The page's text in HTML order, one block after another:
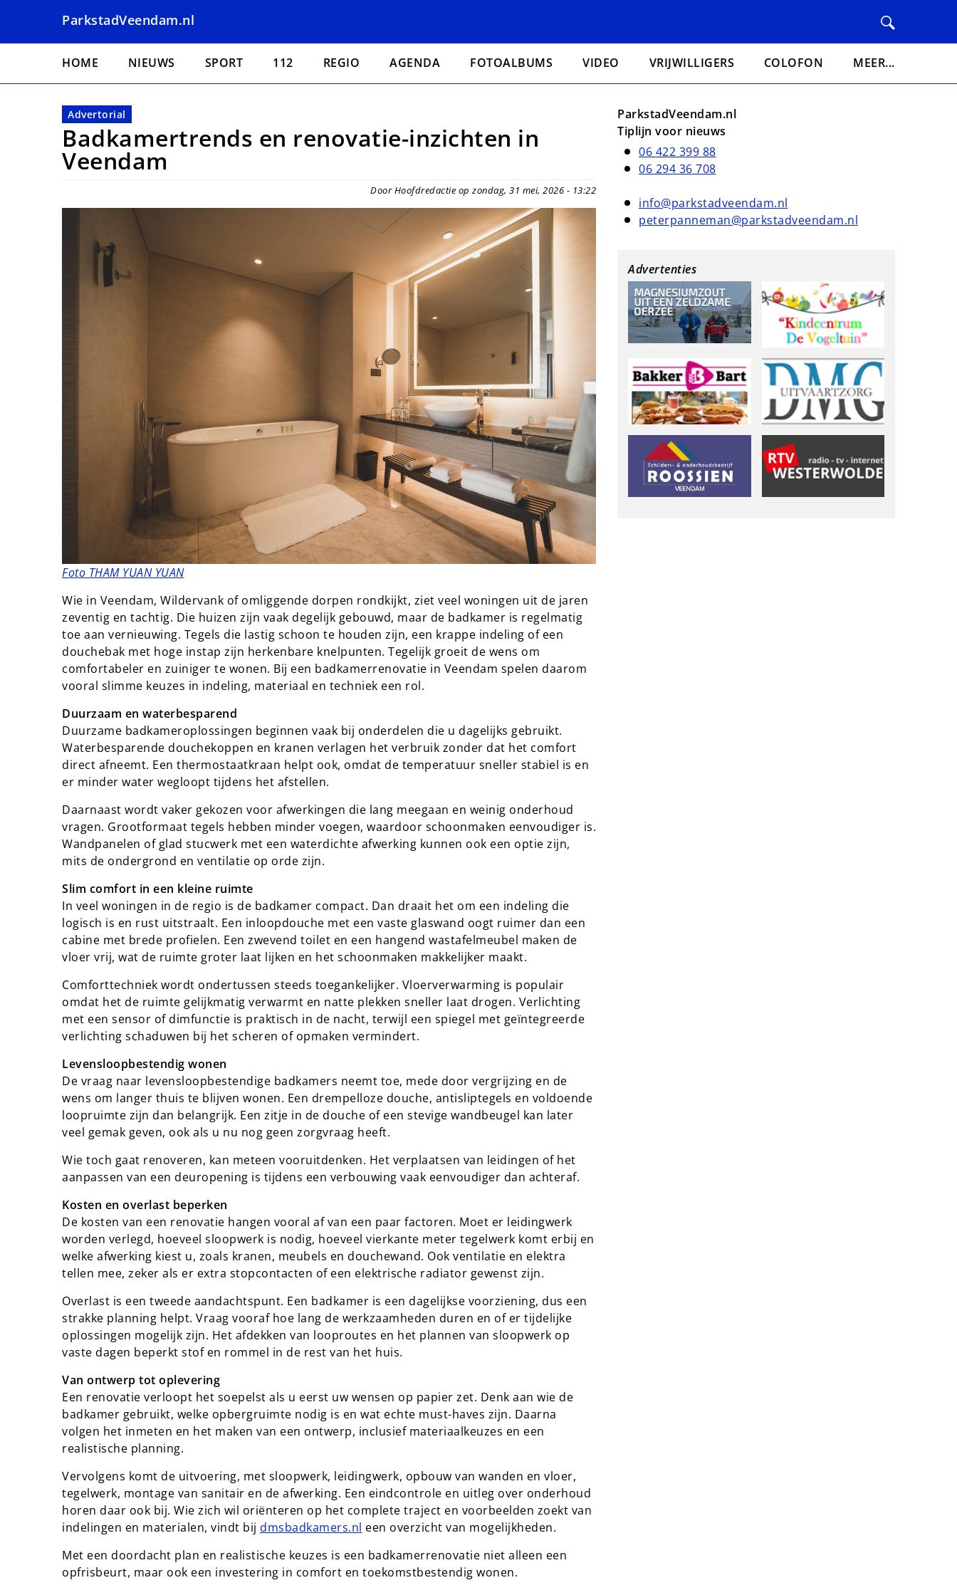
naar
ParkstadVeendam.nl
Hoofdnavigatie
HOME NIEUWS SPORT 112 REGIO AGENDA FOTOALBUMS VIDEO VRIJWILLIGERS COLOFON MEER...
Advertorial
Badkamertrends en renovatie-inzichten in
Veendam
Door Hoofdredactie op zondag, 31 mei, 2026 - 13:22
Foto THAM YUAN YUAN
Wie in Veendam, Wildervank of omliggende dorpen rondkijkt, ziet veel woningen uit de jaren
zeventig en tachtig. Die huizen zijn vaak degelijk gebouwd, maar de badkamer is regelmatig
toe aan vernieuwing. Tegels die lastig schoon te houden zijn, een krappe indeling of een
douchebak met hoge instap zijn herkenbare knelpunten. Tegelijk groeit de wens om
comfortabeler en zuiniger te wonen. Bij een badkamerrenovatie in Veendam spelen daarom
vooral slimme keuzes in indeling, materiaal en techniek een rol.
Duurzaam en waterbesparend
Duurzame badkameroplossingen beginnen vaak bij onderdelen die u dagelijks gebruikt.
Waterbesparende douchekoppen en kranen verlagen het verbruik zonder dat het comfort
direct afneemt. Een thermostaatkraan helpt ook, omdat de temperatuur sneller stabiel is en
er minder water wegloopt tijdens het afstellen.
Daarnaast wordt vaker gekozen voor afwerkingen die lang meegaan en weinig onderhoud
vragen. Grootformaat tegels hebben minder voegen, waardoor schoonmaken eenvoudiger is.
Wandpanelen of glad stucwerk met een waterdichte afwerking kunnen ook een optie zijn,
mits de ondergrond en ventilatie op orde zijn.
Slim comfort in een kleine ruimte
In veel woningen in de regio is de badkamer compact. Dan draait het om een indeling die
logisch is en rust uitstraalt. Een inloopdouche met een vaste glaswand oogt ruimer dan een
cabine met brede profielen. Een zwevend toilet en een hangend wastafelmeubel maken de
vloer vrij, wat de ruimte groter laat lijken en het schoonmaken makkelijker maakt.
Comforttechniek wordt ondertussen steeds toegankelijker. Vloerverwarming is populair
omdat het de ruimte gelijkmatig verwarmt en natte plekken sneller laat drogen. Verlichting
met een sensor of dimfunctie is praktisch in de nacht, terwijl een spiegel met geïntegreerde
verlichting schaduwen bij het scheren of opmaken vermindert.
Levensloopbestendig wonen
De vraag naar levensloopbestendige badkamers neemt toe, mede door vergrijzing en de
wens om langer thuis te blijven wonen. Een drempelloze douche, antisliptegels en voldoende
loopruimte zijn dan belangrijk. Een zitje in de douche of een stevige wandbeugel kan later
veel gemak geven, ook als u nu nog geen zorgvraag heeft.
Wie toch gaat renoveren, kan meteen vooruitdenken. Het verplaatsen van leidingen of het
aanpassen van een deuropening is tijdens een verbouwing vaak eenvoudiger dan achteraf.
Kosten en overlast beperken
De kosten van een renovatie hangen vooral af van een paar factoren. Moet er leidingwerk
worden verlegd, hoeveel sloopwerk is nodig, hoeveel vierkante meter tegelwerk komt erbij en
welke afwerking kiest u, zoals kranen, meubels en douchewand. Ook ventilatie en elektra
tellen mee, zeker als er extra stopcontacten of een elektrische radiator gewenst zijn.
Overlast is een tweede aandachtspunt. Een badkamer is een dagelijkse voorziening, dus een
strakke planning helpt. Vraag vooraf hoe lang de werkzaamheden duren en of er tijdelijke
oplossingen mogelijk zijn. Het afdekken van looproutes en het plannen van sloopwerk op
vaste dagen beperkt stof en rommel in de rest van het huis.
Van ontwerp tot oplevering
Een renovatie verloopt het soepelst als u eerst uw wensen op papier zet. Denk aan wie de
badkamer gebruikt, welke opbergruimte nodig is en wat echte must-haves zijn. Daarna
volgen het inmeten en het maken van een ontwerp, inclusief materiaalkeuzes en een
realistische planning.
Vervolgens komt de uitvoering, met sloopwerk, leidingwerk, opbouw van wanden en vloer,
tegelwerk, montage van sanitair en de afwerking. Een eindcontrole en uitleg over onderhoud
horen daar ook bij. Wie zich wil oriënteren op het complete traject en voorbeelden zoekt van
indelingen en materialen, vindt bij dmsbadkamers.nl een overzicht van mogelijkheden.
Met een doordacht plan en realistische keuzes is een badkamerrenovatie niet alleen een
opfrisbeurt, maar ook een investering in comfort en toekomstbestendig wonen.
ParkstadVeendam.nl
Tiplijn voor nieuws
06 422 399 88
06 294 36 708
info@parkstadveendam.nl
peterpanneman@parkstadveendam.nl
Advertenties